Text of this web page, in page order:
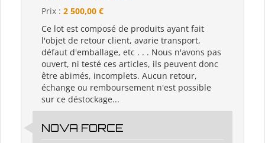
Prix : 2 500,00 €
Ce lot est composé de produits ayant fait
l'objet de retour client, avarie transport,
défaut d'emballage, etc . . . Nous n'avons pas
ouvert, ni testé ces articles, ils peuvent donc
être abimés, incomplets. Aucun retour,
échange ou remboursement n'est possible
sur ce déstockage...
NOVA FORCE